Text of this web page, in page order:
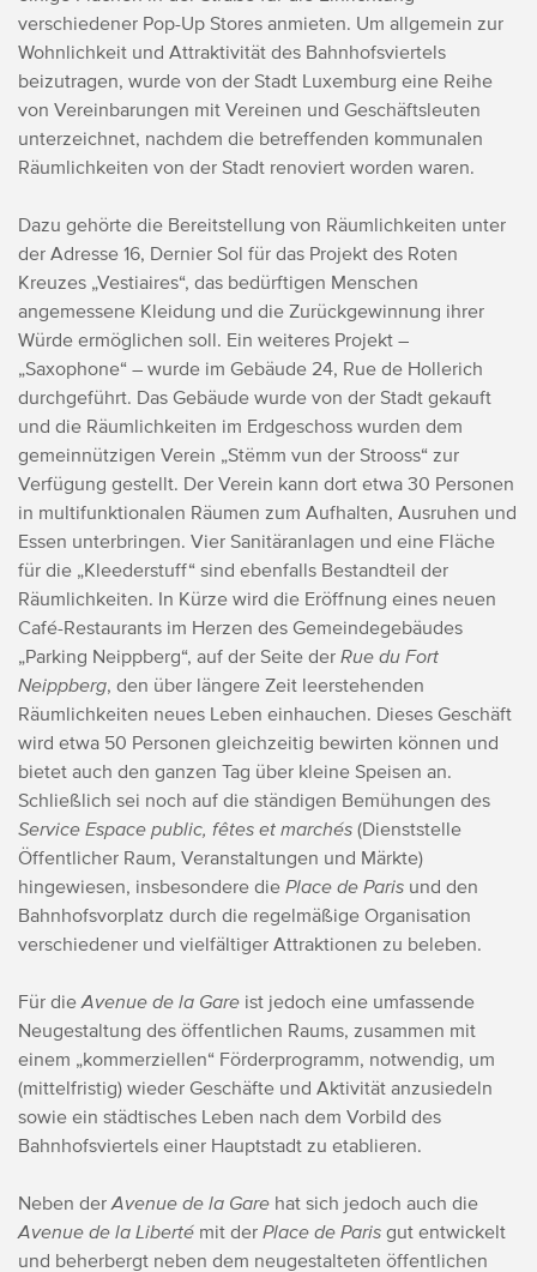
verschiedener Pop-Up Stores anmieten. Um allgemein zur
Wohnlichkeit und Attraktivität des Bahnhofsviertels
beizutragen, wurde von der Stadt Luxemburg eine Reihe
von Vereinbarungen mit Vereinen und Geschäftsleuten
unterzeichnet, nachdem die betreffenden kommunalen
Räumlichkeiten von der Stadt renoviert worden waren.
Dazu gehörte die Bereitstellung von Räumlichkeiten unter
der Adresse 16, Dernier Sol für das Projekt des Roten
Kreuzes „Vestiaires“, das bedürftigen Menschen
angemessene Kleidung und die Zurückgewinnung ihrer
Würde ermöglichen soll. Ein weiteres Projekt –
„Saxophone“ – wurde im Gebäude 24, Rue de Hollerich
durchgeführt. Das Gebäude wurde von der Stadt gekauft
und die Räumlichkeiten im Erdgeschoss wurden dem
gemeinnützigen Verein „Stëmm vun der Strooss“ zur
Verfügung gestellt. Der Verein kann dort etwa 30 Personen
in multifunktionalen Räumen zum Aufhalten, Ausruhen und
Essen unterbringen. Vier Sanitäranlagen und eine Fläche
für die „Kleederstuff“ sind ebenfalls Bestandteil der
Räumlichkeiten. In Kürze wird die Eröffnung eines neuen
Café-Restaurants im Herzen des Gemeindegebäudes
„Parking Neippberg“, auf der Seite der Rue du Fort
Neippberg, den über längere Zeit leerstehenden
Räumlichkeiten neues Leben einhauchen. Dieses Geschäft
wird etwa 50 Personen gleichzeitig bewirten können und
bietet auch den ganzen Tag über kleine Speisen an.
Schließlich sei noch auf die ständigen Bemühungen des
Service Espace public, fêtes et marchés (Dienststelle
Öffentlicher Raum, Veranstaltungen und Märkte)
hingewiesen, insbesondere die Place de Paris und den
Bahnhofsvorplatz durch die regelmäßige Organisation
verschiedener und vielfältiger Attraktionen zu beleben.
Für die Avenue de la Gare ist jedoch eine umfassende
Neugestaltung des öffentlichen Raums, zusammen mit
einem „kommerziellen“ Förderprogramm, notwendig, um
(mittelfristig) wieder Geschäfte und Aktivität anzusiedeln
sowie ein städtisches Leben nach dem Vorbild des
Bahnhofsviertels einer Hauptstadt zu etablieren.
Neben der Avenue de la Gare hat sich jedoch auch die
Avenue de la Liberté mit der Place de Paris gut entwickelt
und beherbergt neben dem neugestalteten öffentlichen